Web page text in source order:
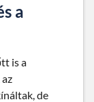
a
is a
de